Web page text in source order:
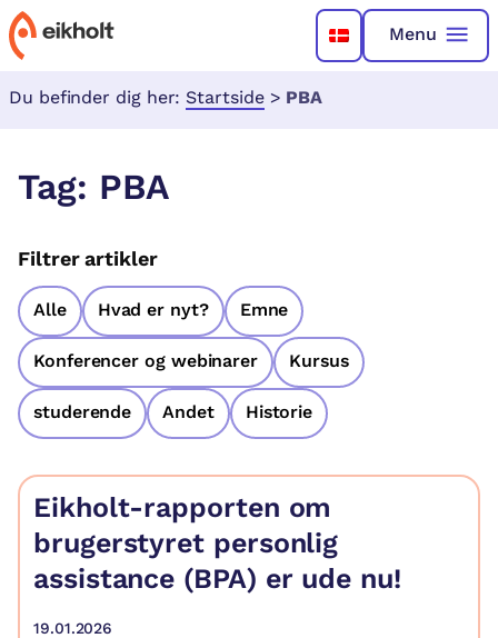
Menu
Du befinder dig her: Startside > PBA
Tag: PBA
Filtrer artikler
Alle Hvad er nyt? Emne
Konferencer og webinarer Kursus
studerende Andet Historie
Eikholt-rapporten om
brugerstyret personlig
assistance (BPA) er ude nu!
19.01.2026